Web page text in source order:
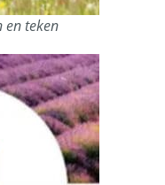
en teken